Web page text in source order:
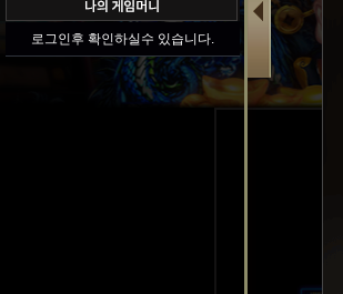
로그인후 확인하실수 있습니다.